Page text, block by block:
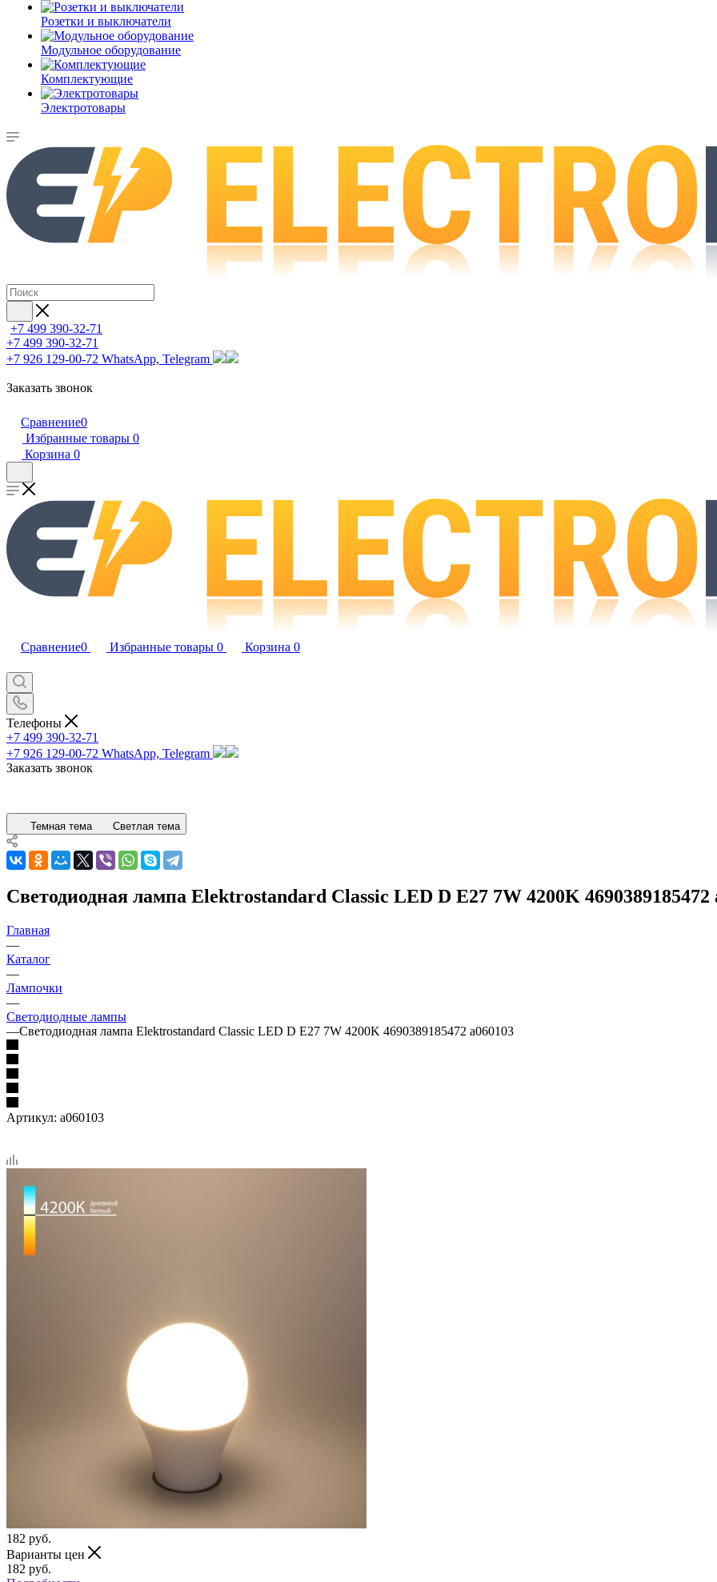
Розетки и выключатели
Модульное оборудование
Комплектующие
Электротовары
+7 499 390-32-71
+7 499 390-32-71
+7 926 129-00-72 WhatsApp, Telegram
Заказать звонок
Сравнение0
Избранные товары 0
Корзина 0
Сравнение0 Избранные товары 0 Корзина 0
Телефоны
+7 499 390-32-71
+7 926 129-00-72 WhatsApp, Telegram
Заказать звонок
Темная тема Светлая тема
Светодиодная лампа Elektrostandard Classic LED D E27 7W 4200K 4690389185472
Главная
—
Каталог
—
Лампочки
—
Светодиодные лампы
—Светодиодная лампа Elektrostandard Classic LED D E27 7W 4200K 4690389185472 a060103
Артикул: a060103
182 руб.
Варианты цен
182 руб.